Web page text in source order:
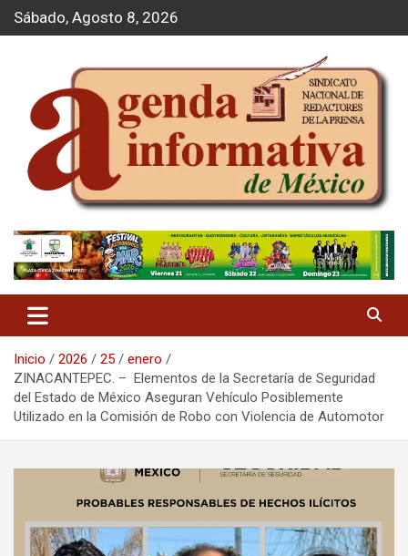
d
Sábado, Agosto 8, 2026
Agenda Informativa
Inicio 2026 25
enero
ZINACANTEPEC. – Elementos de la Secretaría de Seguridad
del Estado de México Aseguran Vehículo Posiblemente
Utilizado en la Comisión de Robo con Violencia de Automotor